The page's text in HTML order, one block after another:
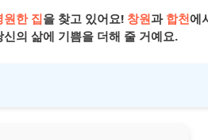
원한 집을 찾고 있어요! 창원과 합천에
의 삶에 기쁨을 더해 줄 거예요.